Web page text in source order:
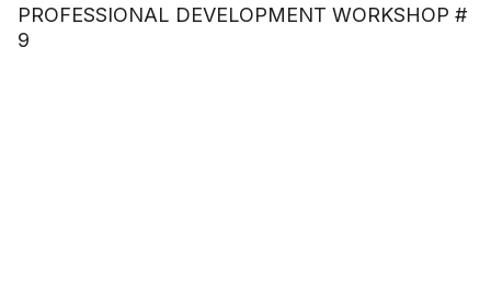
PROFESSIONAL DEVELOPMENT WORKSHOP #
9